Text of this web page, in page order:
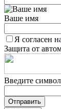
Ваше имя
Я согласен
Защита от
Введите